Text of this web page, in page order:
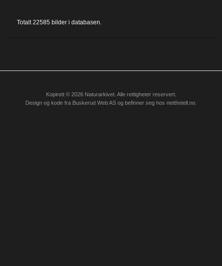
Totalt22585 bilder i databasen.
Kopirett © 2026 Naturarkivet. Alle rettigheter reservert.
Design og kode fra Buskerud Web AS og befinner seg hos netthotell.no